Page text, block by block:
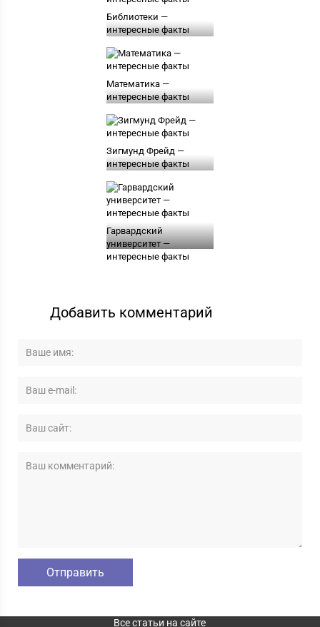
Библиотеки —
интересные факты
Математика —
интересные факты
Зигмунд Фрейд —
интересные факты
Гарвардский
университет —
интересные факты
Добавить комментарий
Все статьи на сайте